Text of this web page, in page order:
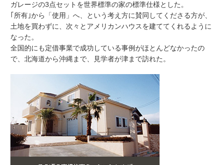
ガレージの3点セットを世界標準の家の標準仕様とした。
｢所有｣から「使用」へ、という考え方に賛同してくださる方が、
土地を買わずに、次々とアメリカンハウスを建ててくれるように
なった。
全国的にも定借事業で成功している事例がほとんどなかったの
で、北海道から沖縄まで、見学者が津まで訪れた。